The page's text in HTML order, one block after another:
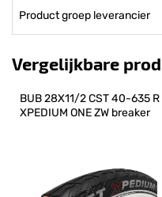
Product groep leverancier
Vergelijkbare
BUB 28X11/2 CST 40-635 R
XPEDIUM ONE ZW breaker